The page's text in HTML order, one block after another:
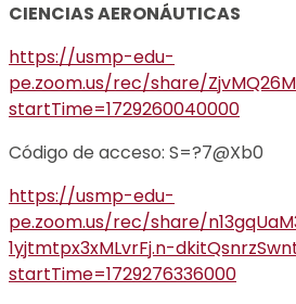
CIENCIAS AERONÁUTICAS
https://usmp-edu-
pe.zoom.us/rec/share/
startTime=1729260040000
Código de acceso: S=?7@Xb0
https://usmp-edu-
pe.zoom.us/rec/share/
1yjtmtpx3xMLvrFj.n-
startTime=1729276336000